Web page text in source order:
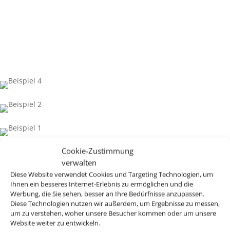
Cookie-Zustimmung
verwalten
Diese Website verwendet Cookies und Targeting Technologien, um
Ihnen ein besseres Internet-Erlebnis zu ermöglichen und die
Werbung, die Sie sehen, besser an Ihre Bedürfnisse anzupassen.
Diese Technologien nutzen wir außerdem, um Ergebnisse zu messen,
um zu verstehen, woher unsere Besucher kommen oder um unsere
Website weiter zu entwickeln.